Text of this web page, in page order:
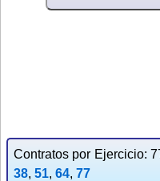
Contratos por Ejercicio:
38, 51, 64, 77